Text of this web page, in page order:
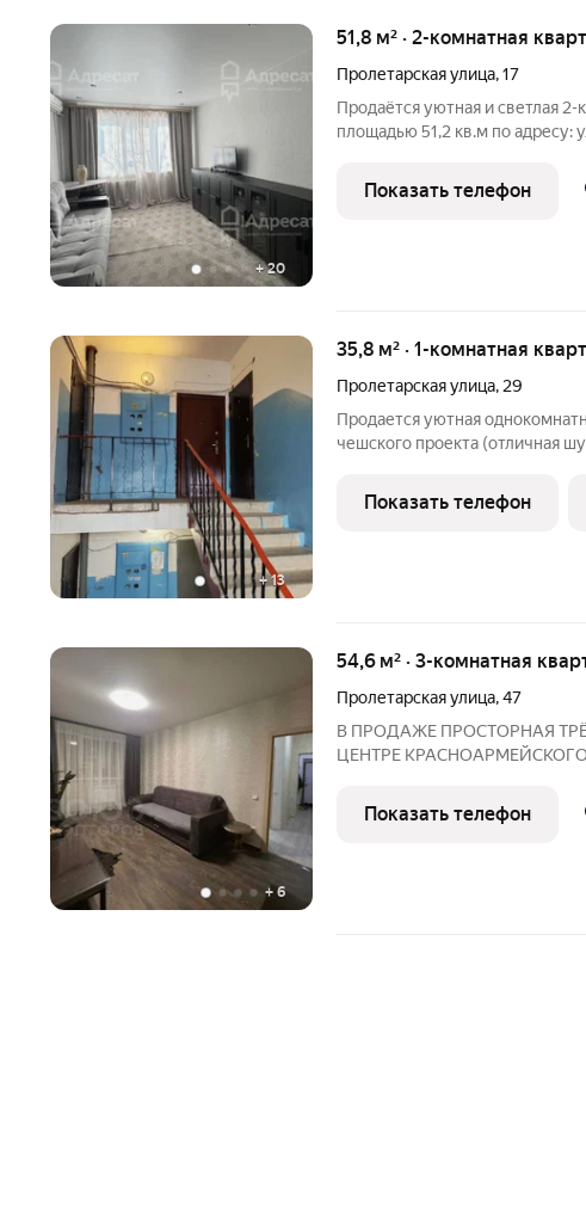
+20
51,8 м² · 2-комнатная
Пролетарская улица,17
Продаётся уютная и светлая
площадью 51,2 кв.м по адресу:
Преимущества квартиры: Удобная планировка изолированные
комнаты
Показать телефон
+13
35,8 м² · 1-комнатная
Пролетарская улица, 29
Продается уютная
чешского проекта (отличная
Сверху никто не живет никакого топота соседей и риска протечек
с крыши.
Показать телефон
+ 6
54,6 м² · 3-комнатная
Пролетарская улица,47
В ПРОДАЖЕ ПРОСТОРНАЯ
ЦЕНТРЕ КРАСНОАРМЕЙСКОГО
этаже 9-этажного дома по ул.
планировки: общая площадь -
Показать телефон